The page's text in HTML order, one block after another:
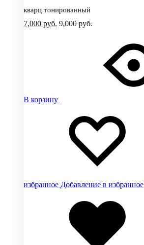
кварц тонированный
7,000 руб. 9,000руб.
В корзину
избранное Добавление в избранное